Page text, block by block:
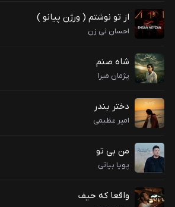
از تو نوشتم ( ورژن پیانو )
احسان نی زن
شاه صنم
پژمان مبرا
دختر بندر
امیر عظیمی
من بی تو
پویا بیاتی
واقعا که حیف